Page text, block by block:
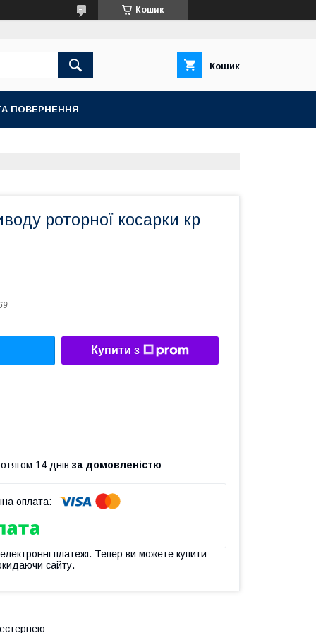
Кошик
Кошик
ПОВЕРНЕННЯ
роторної косарки кр
Купити з
14 днів за домовленістю
платежі. Тепер ви можете купити
сайту.